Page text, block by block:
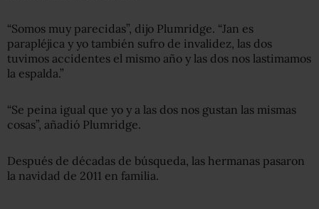
“Somos muy parecidas”, dijo Plumridge. “Jan es
parapléjica y yo también sufro de invalidez, las dos
tuvimos accidentes el mismo año y las dos nos lastimamos
la espalda.”
“Se peina igual que yo y a las dos nos gustan las mismas
cosas”, añadió Plumridge.
Después de décadas de búsqueda, las hermanas pasaron
la navidad de 2011 en familia.